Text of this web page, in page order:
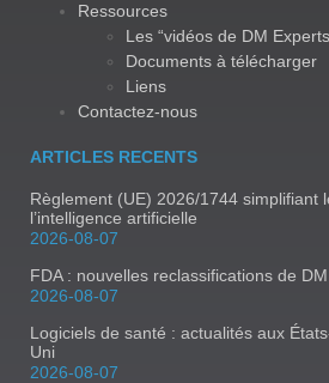
Ressources
Les “vidéos de DM
Documents à télécharger
Liens
Contactez-nous
ARTICLES RECENTS
Règlement (UE) 2026/1744 simplifiant
l’intelligence artificielle
2026-08-07
FDA : nouvelles reclassifications de
2026-08-07
Logiciels de santé : actualités aux
Uni
2026-08-07